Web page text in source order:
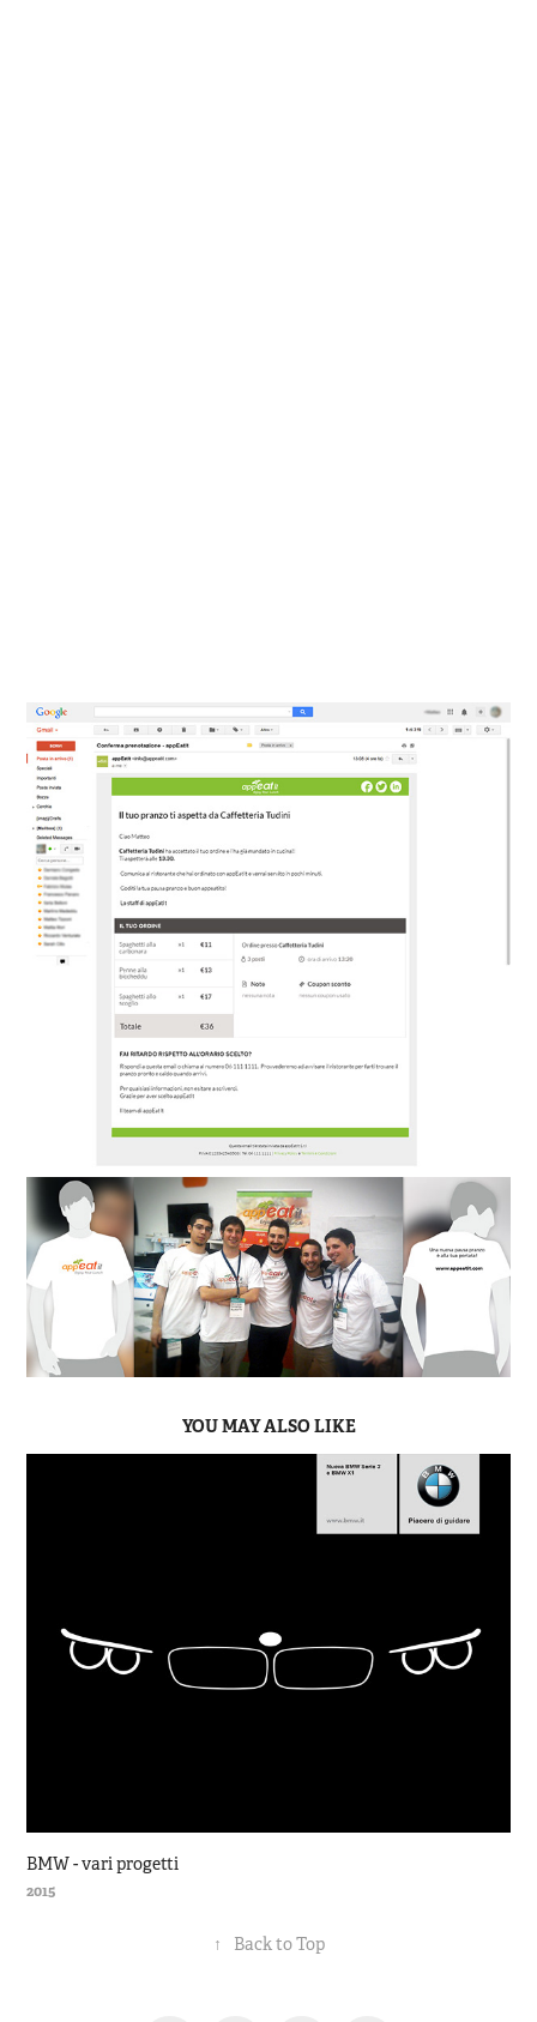
YOU MAY ALSO LIKE
BMW - vari progetti
2015
↑ Back to Top